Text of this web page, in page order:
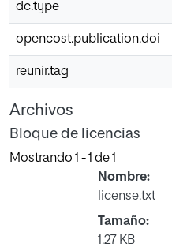
dc.type
opencost.publication.doi
reunir.tag
Archivos
Bloque de licencias
Mostrando 1 - 1 de 1
Nombre:
license.txt
Tamaño:
1.27 KB